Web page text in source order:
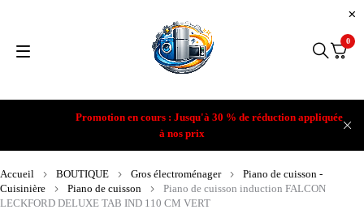
Promotion en cours : Jusqu'à 30 % de réduction appliquée
à nos prix
0
Accueil BOUTIQUE Gros électroménager
Piano de cuisson -
Cuisinière
Piano de cuisson
Piano de cuisson induction FALCON
LECKFORD DELUXE TAB IND 110 CM VERT